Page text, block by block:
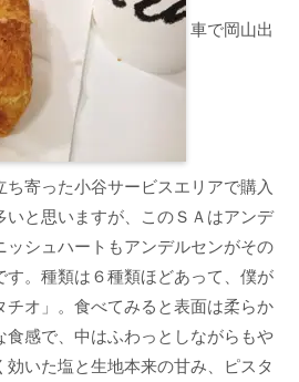
車で岡山出
寄った小谷サービスエリアで購入
いと思いますが、このＳＡはアンデ
ッシュハートもアンデルセンがその
す。種類は６種類ほどあって、僕が
チオ」。食べてみると表面は柔らか
食感で、中はふわっとしながらもや
いた塩と生地本来の甘み、ピスタ